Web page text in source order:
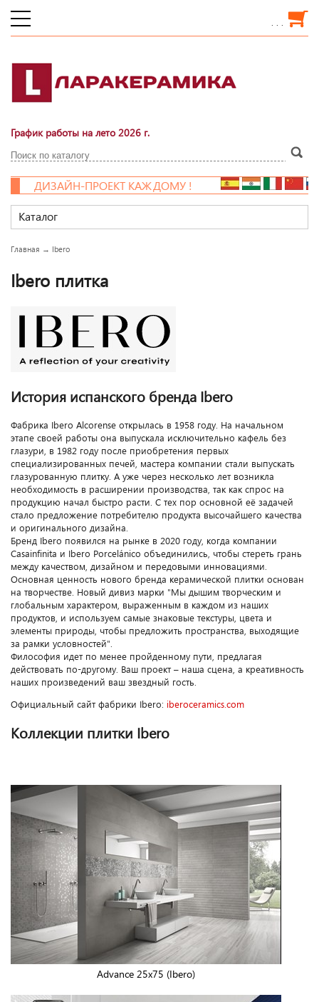
. . .
График работы на лето 2026 г.
ДИЗАЙН-ПРОЕКТ КАЖДОМУ !
Каталог
Главная → Ibero
Ibero плитка
История испанского бренда Ibero
Фабрика Ibero Alcorense открылась в 1958 году. На начальном
этапе своей работы она выпускала исключительно кафель без
глазури, в 1982 году после приобретения первых
специализированных печей, мастера компании стали выпускать
глазурованную плитку. А уже через несколько лет возникла
необходимость в расширении производства, так как спрос на
продукцию начал быстро расти. С тех пор основной её задачей
стало предложение потребителю продукта высочайшего качества
и оригинального дизайна.
Бренд Ibero появился на рынке в 2020 году, когда компании
Casainfinita и Ibero Porcelánico объединились, чтобы стереть грань
между качеством, дизайном и передовыми инновациями.
Основная ценность нового бренда керамической плитки основан
на творчестве. Новый дивиз марки "Мы дышим творческим и
глобальным характером, выраженным в каждом из наших
продуктов, и используем самые знаковые текстуры, цвета и
элементы природы, чтобы предложить пространства, выходящие
за рамки условностей".
Философия идет по менее пройденному пути, предлагая
действовать по-другому. Ваш проект – наша сцена, а креативность
наших произведений ваш звездный гость.
Официальный сайт фабрики Ibero: iberoceramics.com
Коллекции плитки Ibero
Advance 25x75 (Ibero)